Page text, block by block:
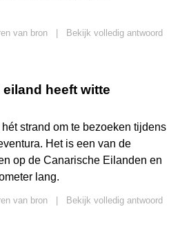
van bron
Bekijk volledig antwoord
heeft witte
strand om te bezoeken tijdens
Het is een van de
op de Canarische Eilanden en
lang.
van bron
Bekijk volledig antwoord